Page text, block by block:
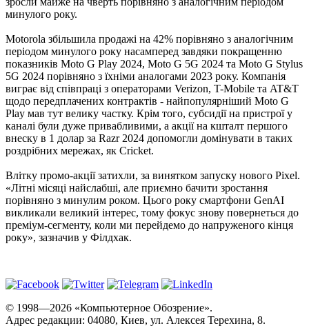
минулого року.
Motorola збільшила продажі на 42% порівняно з аналогічним
періодом минулого року насамперед завдяки покращенню
показників Moto G Play 2024, Moto G 5G 2024 та Moto G Stylus
5G 2024 порівняно з їхніми аналогами 2023 року. Компанія
виграє від співпраці з операторами Verizon, T-Mobile та AT&T
щодо передплачених контрактів - найпопулярніший Moto G
Play мав тут велику частку. Крім того, субсидії на пристрої у
каналі були дуже привабливими, а акції на кшталт першого
внеску в 1 долар за Razr 2024 допомогли домінувати в таких
роздрібних мережах, як Cricket.
Влітку промо-акції затихли, за винятком запуску нового Pixel.
«Літні місяці найслабші, але приємно бачити зростання
порівняно з минулим роком. Цього року смартфони GenAI
викликали великий інтерес, тому фокус знову повернеться до
преміум-сегменту, коли ми перейдемо до напруженого кінця
року», зазначив у Філдхак.
© 1998—2026 «Компьютерное Обозрение».
Адрес редакции: 04080, Киев, ул. Алексея Терехина, 8.